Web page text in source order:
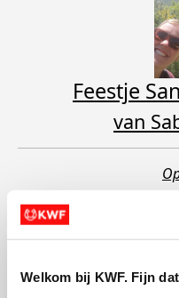
Welkom bij KWF. Fijn
Feestje
van